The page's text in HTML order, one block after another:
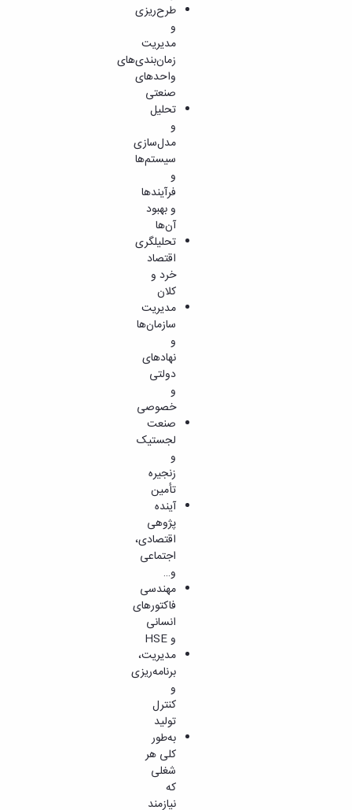
طرح‌ریزی
و
مدیریت
زمان‌بندی‌های
واحدهای
صنعتی
تحلیل
و
مدل‌سازی
سیستم‌ها
و
فرآیندها
و بهبود
آن‌ها
تحلیلگری
اقتصاد
خرد و
کلان
مدیریت
سازمان‌ها
و
نهادهای
دولتی
و
خصوصی
صنعت
لجستیک
و
زنجیره
تأمین
آینده
پژوهی
اقتصادی،
اجتماعی
و…
مهندسی
فاکتورهای
انسانی
و HSE
مدیریت،
برنامه‌ریزی
و
کنترل
تولید
به‌طور
کلی هر
شغلی
که
نیازمند